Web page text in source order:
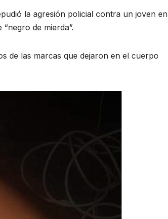
la agresión policial contra un joven en
de mierda”.
de las marcas que dejaron en el cuerpo